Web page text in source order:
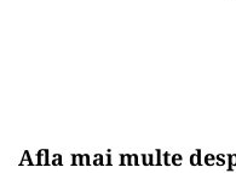
Afla mai multe